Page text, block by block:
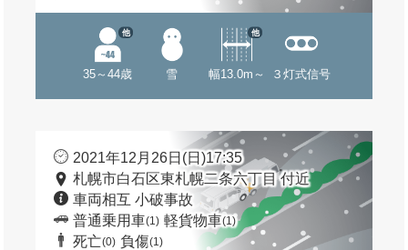
35～44歳
他
雪 幅13.0m～
他
３灯式信号
2021年12月26日(日)17:35
札幌市白石区東札幌二条六丁目 付近
車両相互 小破事故
普通乗用車(1) 軽貨物車(1)
死亡(0) 負傷(1)